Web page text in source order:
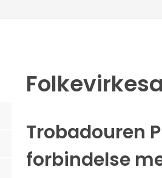
Trobadouren
forbindelse